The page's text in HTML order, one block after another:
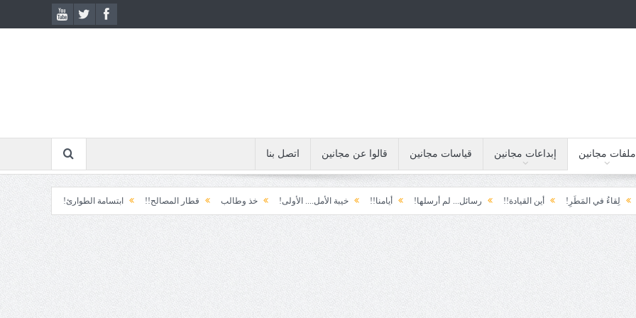
ملفات مجانين إبداعات مجانين قياسات مجانين قالوا عن مجانين اتصل بنا
أين القيادة!! رسائل... لم أرسلها! أيامنا!! خيبة الأمل.... الأولى! خذ وطالب قطار المصالح!! ابتسامة الطوارئ! المكوّن وما يعنيه!!